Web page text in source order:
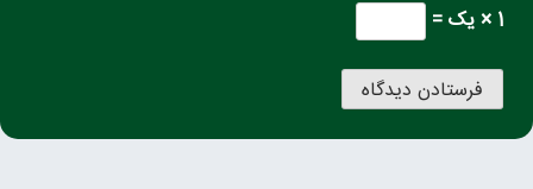
1 × یک =